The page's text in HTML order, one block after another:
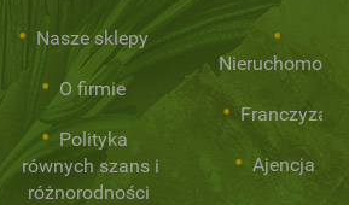
Nasze sklepy
O firmie
Polityka
równych szans i
różnorodności
Nieruchomości
Franczyza
Ajencja